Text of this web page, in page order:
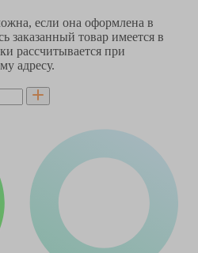
если она оформлена в
заказанный товар имеется в
рассчитывается при
адресу.